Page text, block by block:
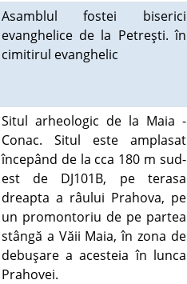
Asamblul fostei biserici
evanghelice de la Petreşti. în
cimitirul evanghelic
Situl arheologic de la Maia -
Conac. Situl este amplasat
începând de la cca 180 m sud-
est de DJ101B, pe terasa
dreapta a râului Prahova, pe
un promontoriu de pe partea
stângă a Văii Maia, în zona de
debuşare a acesteia în lunca
Prahovei.